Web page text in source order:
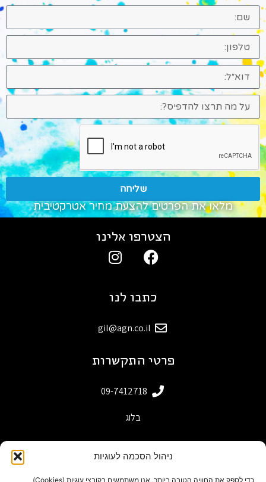
ניהול הסכמה לעוגיות
כדי לספק את החוויה הטובה ביותר, אנו משתמשים בקובצי עוגיות (Cookies)
שליחה
מלאו את הפרטים להצעת מחיר אטרקטיבית
פרטי התקשרות
09-7412718
בלוג
כתבו לנו
gil@agn.co.il
הצטרפו אלינו